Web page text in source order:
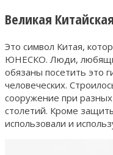
Великая
Это символ Китая,
ЮНЕСКО. Люди,
обязаны посетить это
человеческих.
сооружение при
столетий. Кроме
использовали и